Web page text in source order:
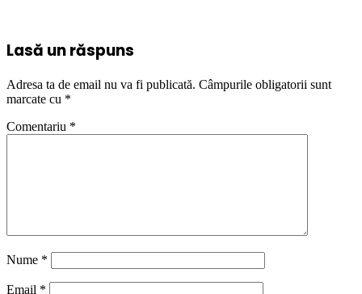
Lasă un răspuns
Adresa ta de email nu va fi publicată. Câmpurile obligatorii sunt
marcate cu *
Comentariu *
Nume *
Email *